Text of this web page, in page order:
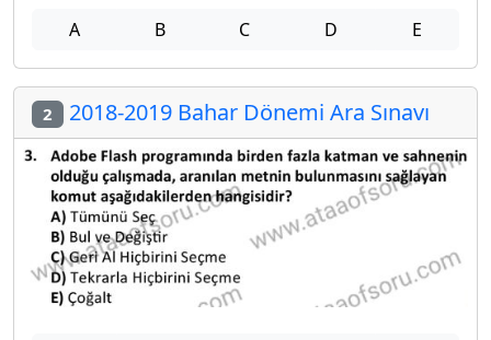
A B C D E
2 2018-2019 Bahar Dönemi Ara Sınavı